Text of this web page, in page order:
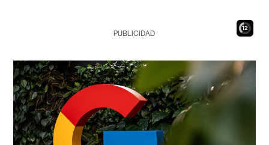
11
PUBLICIDAD